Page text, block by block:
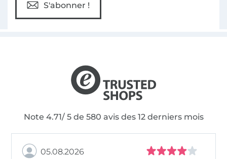
S'abonner !
Note 4.71/ 5 de 580 avis des 12 derniers mois
05.08.2026